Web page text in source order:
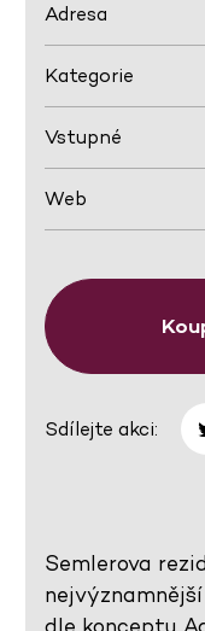
Adresa
Kategorie
Vstupné
Web
Sdílejte akci:
Semlerova